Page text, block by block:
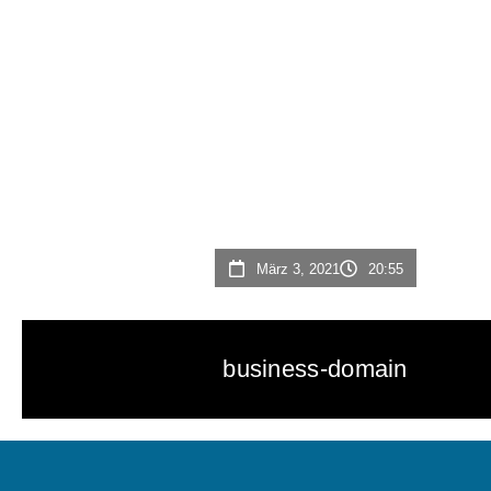
März 3, 2021 20:55
business-domain